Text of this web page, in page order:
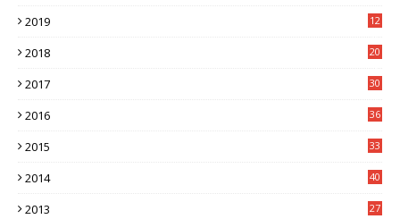
2019
12
2018
20
2017
30
2016
36
2015
33
2014
40
2013
27